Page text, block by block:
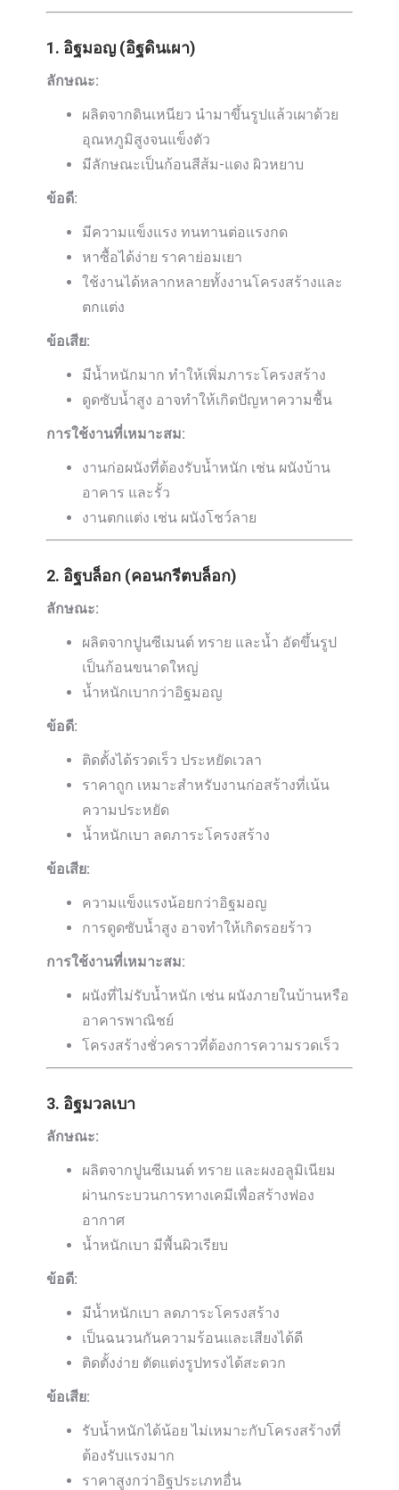
1. อิฐมอญ (อิฐดินเผา)
ลักษณะ:
ผลิตจากดินเหนียว นำมาขึ้นรูปแล้วเผาด้วย
อุณหภูมิสูงจนแข็งตัว
มีลักษณะเป็นก้อนสีส้ม-แดง ผิวหยาบ
ข้อดี:
มีความแข็งแรง ทนทานต่อแรงกด
หาซื้อได้ง่าย ราคาย่อมเยา
ใช้งานได้หลากหลายทั้งงานโครงสร้างและ
ตกแต่ง
ข้อเสีย:
มีน้ำหนักมาก ทำให้เพิ่มภาระโครงสร้าง
ดูดซับน้ำสูง อาจทำให้เกิดปัญหาความชื้น
การใช้งานที่เหมาะสม:
งานก่อผนังที่ต้องรับน้ำหนัก เช่น ผนังบ้าน
อาคาร และรั้ว
งานตกแต่ง เช่น ผนังโชว์ลาย
2. อิฐบล็อก (คอนกรีตบล็อก)
ลักษณะ:
ผลิตจากปูนซีเมนต์ ทราย และน้ำ อัดขึ้นรูป
เป็นก้อนขนาดใหญ่
น้ำหนักเบากว่าอิฐมอญ
ข้อดี:
ติดตั้งได้รวดเร็ว ประหยัดเวลา
ราคาถูก เหมาะสำหรับงานก่อสร้างที่เน้น
ความประหยัด
น้ำหนักเบา ลดภาระโครงสร้าง
ข้อเสีย:
ความแข็งแรงน้อยกว่าอิฐมอญ
การดูดซับน้ำสูง อาจทำให้เกิดรอยร้าว
การใช้งานที่เหมาะสม:
ผนังที่ไม่รับน้ำหนัก เช่น ผนังภายในบ้านหรือ
อาคารพาณิชย์
โครงสร้างชั่วคราวที่ต้องการความรวดเร็ว
3. อิฐมวลเบา
ลักษณะ:
ผลิตจากปูนซีเมนต์ ทราย และผงอลูมิเนียม
ผ่านกระบวนการทางเคมีเพื่อสร้างฟอง
อากาศ
น้ำหนักเบา มีพื้นผิวเรียบ
ข้อดี:
มีน้ำหนักเบา ลดภาระโครงสร้าง
เป็นฉนวนกันความร้อนและเสียงได้ดี
ติดตั้งง่าย ตัดแต่งรูปทรงได้สะดวก
ข้อเสีย:
รับน้ำหนักได้น้อย ไม่เหมาะกับโครงสร้างที่
ต้องรับแรงมาก
ราคาสูงกว่าอิฐประเภทอื่น